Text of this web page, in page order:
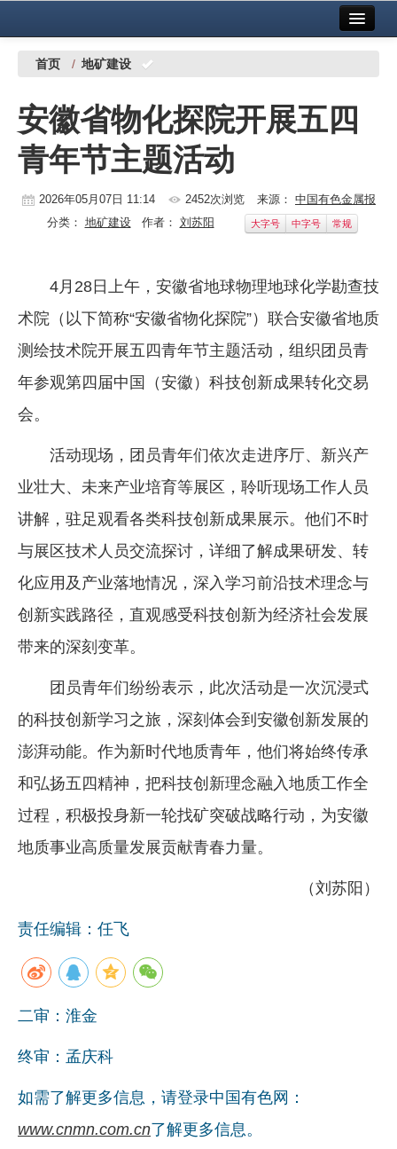
中国有色金属报社主办 广告服务
铜镍铅锌
铝
稀有稀土
镁钛
地矿 建设
党建工作
企业文化
《资源再生》杂志
行情报价
首页 / 地矿建设
安徽省物化探院开展五四
青年节主题活动
2026年05月07日 11:14 2452次浏览 来源： 中国有色金属报
分类： 地矿建设作者： 刘苏阳 大字号 中字号 常规
4月28日上午，安徽省地球物理地球化学勘查技
术院（以下简称“安徽省物化探院”）联合安徽省地质
测绘技术院开展五四青年节主题活动，组织团员青
年参观第四届中国（安徽）科技创新成果转化交易
会。
活动现场，团员青年们依次走进序厅、新兴产
业壮大、未来产业培育等展区，聆听现场工作人员
讲解，驻足观看各类科技创新成果展示。他们不时
与展区技术人员交流探讨，详细了解成果研发、转
化应用及产业落地情况，深入学习前沿技术理念与
创新实践路径，直观感受科技创新为经济社会发展
带来的深刻变革。
团员青年们纷纷表示，此次活动是一次沉浸式
的科技创新学习之旅，深刻体会到安徽创新发展的
澎湃动能。作为新时代地质青年，他们将始终传承
和弘扬五四精神，把科技创新理念融入地质工作全
过程，积极投身新一轮找矿突破战略行动，为安徽
地质事业高质量发展贡献青春力量。
（刘苏阳）
责任编辑：任飞
二审：淮金
终审：孟庆科
如需了解更多信息，请登录中国有色网：
www.cnmn.com.cn了解更多信息。